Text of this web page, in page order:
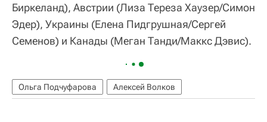
Биркеланд), Австрии (Лиза Тереза Хаузер/Симон
Эдер), Украины (Елена Пидгрушная/Сергей
Семенов) и Канады (Меган Танди/Маккс Дэвис).
Ольга Подчуфарова Алексей Волков